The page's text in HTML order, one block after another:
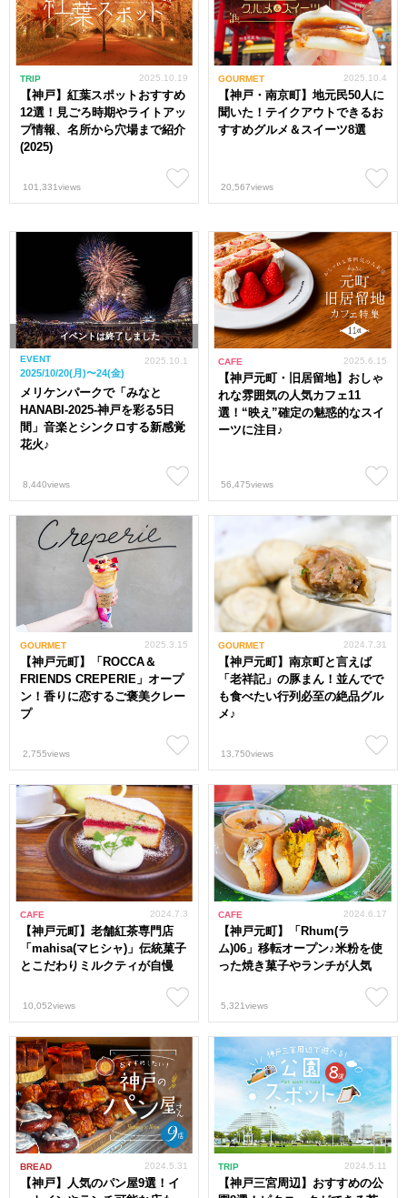
TRIP
【神戸】紅葉スポットおすすめ
12選！見ごろ時期やライトアッ
プ情報、名所から穴場まで紹介
(2025)
2025.10.19
101,331views
GOURMET
【神戸・南京町】地元民50人に
聞いた！テイクアウトできるお
すすめグルメ＆スイーツ8選
2025.10.4
20,567views
イベントは終了しました
EVENT
2025/10/20(月)〜24(金)
メリケンパークで「みなと
HANABI-2025-神戸を彩る5日
間」音楽とシンクロする新感覚
花火♪
2025.10.1
8,440views
CAFE
【神戸元町・旧居留地】おしゃ
れな雰囲気の人気カフェ11
選！“映え”確定の魅惑的なスイ
ーツに注目♪
2025.6.15
56,475views
GOURMET
【神戸元町】「ROCCA＆
FRIENDS CREPERIE」オープ
ン！香りに恋するご褒美クレー
プ
2025.3.15
2,755views
GOURMET
【神戸元町】南京町と言えば
「老祥記」の豚まん！並んでで
も食べたい行列必至の絶品グル
メ♪
2024.7.31
13,750views
CAFE
【神戸元町】老舗紅茶専門店
「mahisa(マヒシャ)」伝統菓子
とこだわりミルクティが自慢
2024.7.3
10,052views
CAFE
【神戸元町】「Rhum(ラ
ム)06」移転オープン♪米粉を使
った焼き菓子やランチが人気
2024.6.17
5,321views
BREAD
【神戸】人気のパン屋9選！イ
2024.5.31 TRIP
【神戸三宮周辺】おすすめの公
2024.5.11